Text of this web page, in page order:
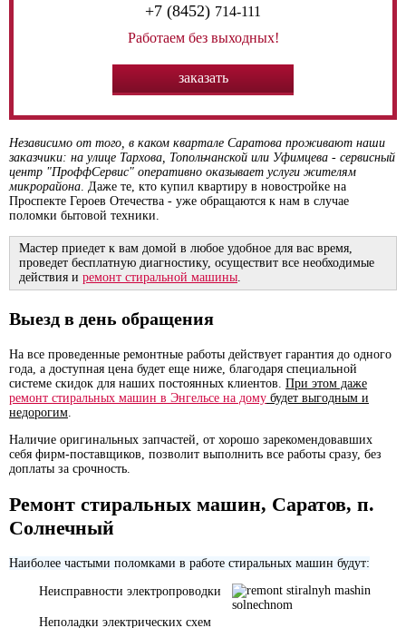
+7 (8452) 714-111
Работаем без выходных!
заказать
Независимо от того, в каком квартале Саратова проживают наши
заказчики: на улице Тархова, Топольчанской или Уфимцева - сервисный
центр "ПроффСервис" оперативно оказывает услуги жителям
микрорайона . Даже те, кто купил квартиру в новостройке на
Проспекте Героев Отечества - уже обращаются к нам в случае
поломки бытовой техники.
Мастер приедет к вам домой в любое удобное для вас время,
проведет бесплатную диагностику, осуществит все необходимые
действия и ремонт стиральной машины
Выезд в день обращения
На все проведенные ремонтные работы действует гарантия до одного
года, а доступная цена будет еще ниже, благодаря специальной
системе скидок для наших постоянных клиентов. При этом даже
ремонт стиральных машин в Энгельсе на дому будет выгодным и
недорогим
Наличие оригинальных запчастей, от хорошо зарекомендовавших
себя фирм-поставщиков, позволит выполнить все работы сразу, без
доплаты за срочность.
Ремонт стиральных машин, Саратов, п.
Солнечный
Наиболее частыми поломками в работе стиральных машин будут:
Неисправности электропроводки
Неполадки электрических схем